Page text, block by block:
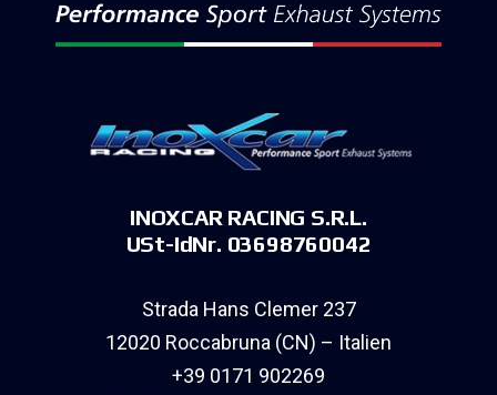
INOXCAR RACING S.R.L.
USt-IdNr. 03698760042
Strada Hans Clemer 237
12020 Roccabruna (CN) – Italien
+39 0171 902269